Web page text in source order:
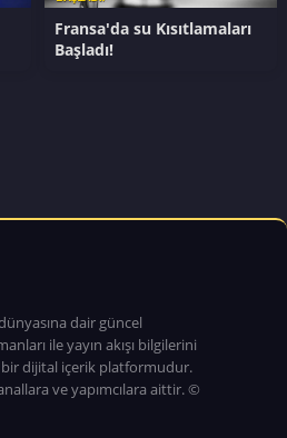
Fransa'da su Kısıtlamaları
Başladı!
dair güncel
ile yayın akışı bilgilerini
bir dijital içerik platformudur.
ve yapımcılara aittir. ©